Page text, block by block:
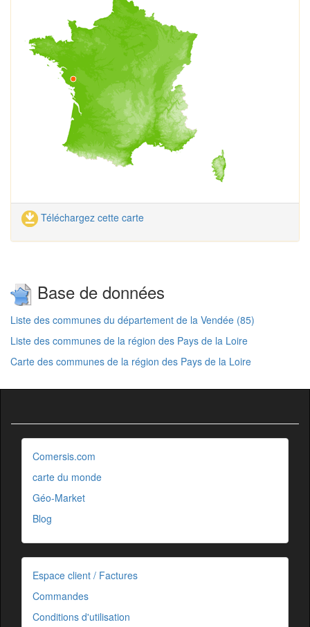
Téléchargez cette carte
Base de données
Liste des communes du département de la Vendée (85)
Liste des communes de la région des Pays de la Loire
Carte des communes de la région des Pays de la Loire
Comersis.com
carte du monde
Géo-Market
Blog
Espace client / Factures
Commandes
Conditions d'utilisation